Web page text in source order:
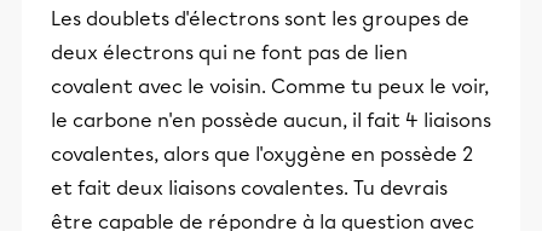
Les doublets d'électrons sont les groupes de
deux électrons qui ne font pas de lien
covalent avec le voisin. Comme tu peux le voir,
le carbone n'en possède aucun, il fait 4 liaisons
covalentes, alors que l'oxygène en possède 2
et fait deux liaisons covalentes. Tu devrais
être capable de répondre à la question avec